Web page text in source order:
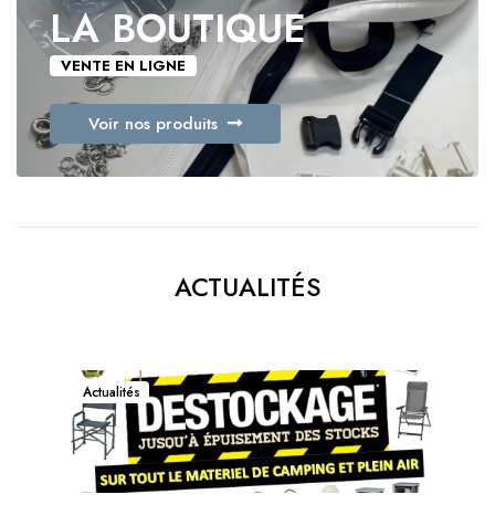
LA BOUTIQUE
VENTE EN LIGNE
Voir nos produits
ACTUALITÉS
Actualités